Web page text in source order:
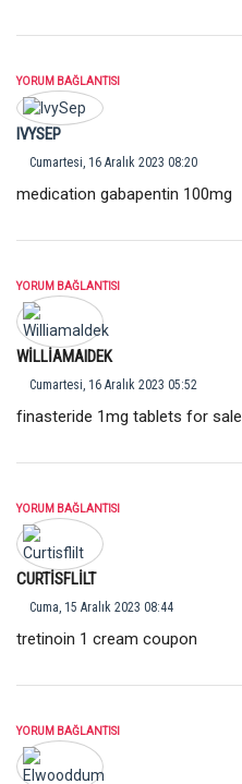
YORUM BAĞLANTISI
IVYSEP
Cumartesi, 16 Aralık 2023 08:20
medication gabapentin 100mg
YORUM BAĞLANTISI
WILLIAMAIDEK
Cumartesi, 16 Aralık 2023 05:52
finasteride 1mg tablets for sale
YORUM BAĞLANTISI
CURTISFLILT
Cuma, 15 Aralık 2023 08:44
tretinoin 1 cream coupon
YORUM BAĞLANTISI